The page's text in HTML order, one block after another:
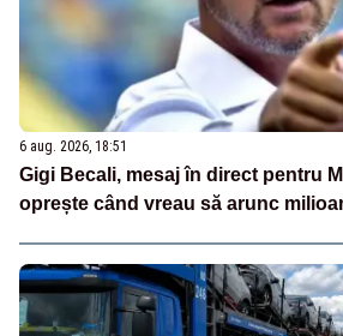
6 aug. 2026, 18:51
Gigi Becali, mesaj în direct pentru
oprește când vreau să arunc